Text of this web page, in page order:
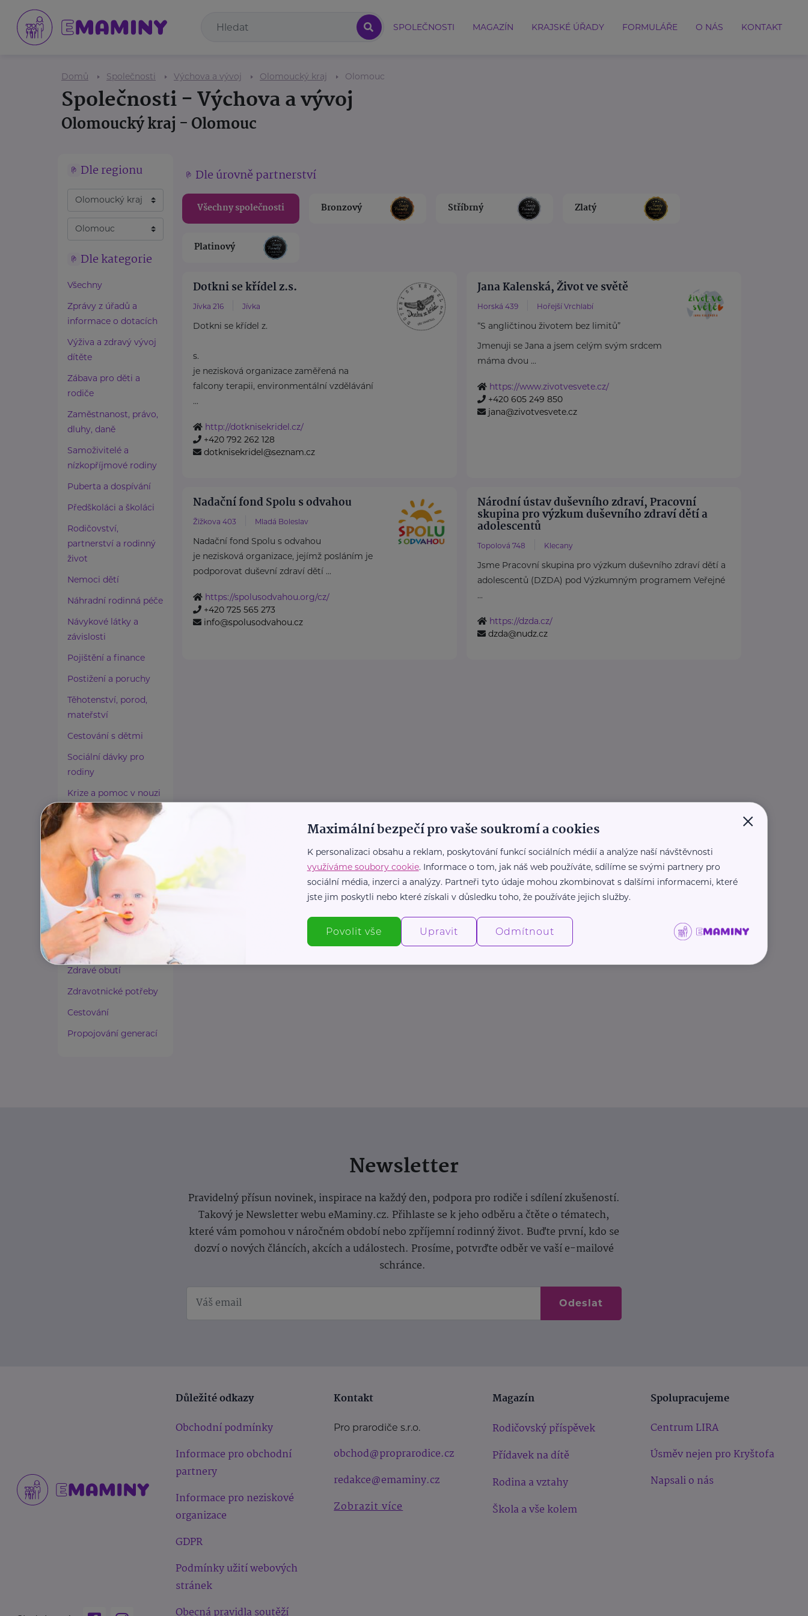
SPOLEČNOSTI MAGAZÍN KRAJSKÉ ÚŘADY FORMULÁŘE O NÁS KONTAKT
Domů Společnosti Výchova a vývoj Olomoucký kraj Olomouc
Společnosti - Výchova a vývoj
Olomoucký kraj - Olomouc
Dle regionu
Dle kategorie
Všechny
Zprávy z úřadů a
informace o dotacích
Výživa a zdravý vývoj
dítěte
Zábava pro děti a
rodiče
Zaměstnanost, právo,
dluhy, daně
Samoživitelé a
nízkopříjmové rodiny
Puberta a dospívání
Předškoláci a školáci
Rodičovství,
partnerství a rodinný
život
Nemoci dětí
Náhradní rodinná péče
Návykové látky a
závislosti
Pojištění a finance
Postižení a poruchy
Těhotenství, porod,
mateřství
Cestování s dětmi
Sociální dávky pro
rodiny
Krize a pomoc v nouzi
Paliativní péče
Rady a tipy
Harmonie duše a těla
Zaměstnávání osob ze
zdravotním
postižením
Lázeňství a wellness
Zdravé spaní a sezení
Zdravé obutí
Zdravotnické potřeby
Cestování
Propojování generací
Dle úrovně partnerství
Všechny společnosti Bronzový Stříbrný Zlatý
Platinový
Dotkni se křídel z.s.
Jívka 216 Jívka
Dotkni se křídel z.
s.
je nezisková organizace zaměřená na
falcony terapii, environmentální vzdělávání
...
http://dotknisekridel.cz/
+420 792 262 128
dotknisekridel@seznam.cz
Jana Kalenská, Život ve světě
Horská 439 Hořejší Vrchlabí
“S angličtinou životem bez limitů”
Jmenuji se Jana a jsem celým svým srdcem
máma dvou ...
https://www.zivotvesvete.cz/
+420 605 249 850
jana@zivotvesvete.cz
Nadační fond Spolu s odvahou
Žižkova 403 Mladá Boleslav
Nadační fond Spolu s odvahou
je nezisková organizace, jejímž posláním je
podporovat duševní zdraví dětí ...
https://spolusodvahou.org/cz/
+420 725 565 273
info@spolusodvahou.cz
Národní ústav duševního zdraví, Pracovní
skupina pro výzkum duševního zdraví dětí a
adolescentů
Topolová 748 Klecany
Jsme Pracovní skupina pro výzkum duševního zdraví dětí a
adolescentů (DZDA) pod Výzkumným programem Veřejné
...
https://dzda.cz/
dzda@nudz.cz
Newsletter
Pravidelný přísun novinek, inspirace na každý den, podpora pro rodiče i sdílení zkušeností.
Takový je Newsletter webu eMaminy.cz. Přihlaste se k jeho odběru a čtěte o tématech,
které vám pomohou v náročném období nebo zpříjemní rodinný život. Buďte první, kdo se
dozví o nových článcích, akcích a událostech. Prosíme, potvrďte odběr ve vaší e-mailové
schránce.
Odeslat
Důležité odkazy
Obchodní podmínky
Informace pro obchodní
partnery
Informace pro neziskové
organizace
GDPR
Podmínky užití webových
stránek
Obecná pravidla soutěží
Kontakt
Pro prarodiče s.r.o.
obchod@proprarodice.cz
redakce@emaminy.cz
Zobrazit více
Magazín
Rodičovský příspěvek
Přídavek na dítě
Rodina a vztahy
Škola a vše kolem
Spolupracujeme
Centrum LIRA
Úsměv nejen pro Kryštofa
Napsali o nás
×
Maximální bezpečí pro vaše soukromí a cookies
K personalizaci obsahu a reklam, poskytování funkcí sociálních médií a analýze naší návštěvnosti
využíváme soubory cookie. Informace o tom, jak náš web používáte, sdílíme se svými partnery pro
sociální média, inzerci a analýzy. Partneři tyto údaje mohou zkombinovat s dalšími informacemi, které
jste jim poskytli nebo které získali v důsledku toho, že používáte jejich služby.
Povolit vše Upravit Odmítnout